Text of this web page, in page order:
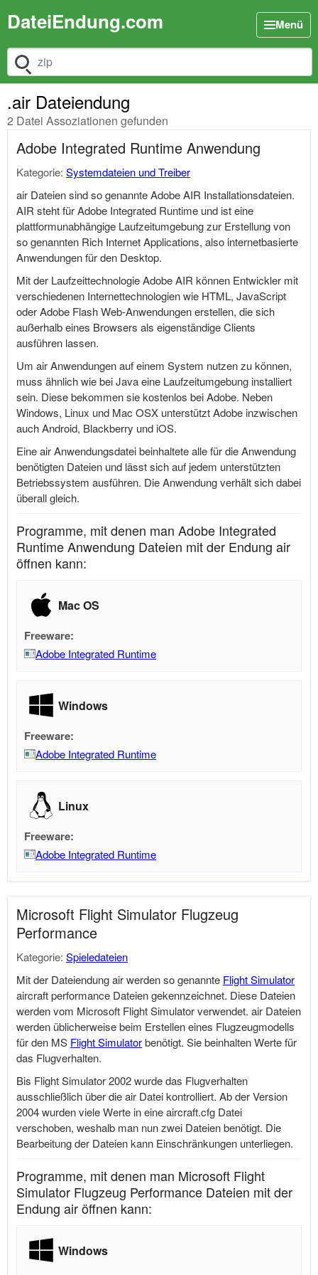
DateiEndung.com Menü
Dateiendung suchen
.air Dateiendung
2 Datei Assoziationen gefunden
Adobe Integrated Runtime Anwendung
Kategorie: Systemdateien und Treiber
air Dateien sind so genannte Adobe AIR Installationsdateien.
AIR steht für Adobe Integrated Runtime und ist eine
plattformunabhängige Laufzeitumgebung zur Erstellung von
so genannten Rich Internet Applications, also internetbasierte
Anwendungen für den Desktop.
Mit der Laufzeittechnologie Adobe AIR können Entwickler mit
verschiedenen Internettechnologien wie HTML, JavaScript
oder Adobe Flash Web-Anwendungen erstellen, die sich
außerhalb eines Browsers als eigenständige Clients
ausführen lassen.
Um air Anwendungen auf einem System nutzen zu können,
muss ähnlich wie bei Java eine Laufzeitumgebung installiert
sein. Diese bekommen sie kostenlos bei Adobe. Neben
Windows, Linux und Mac OSX unterstützt Adobe inzwischen
auch Android, Blackberry und iOS.
Eine air Anwendungsdatei beinhaltete alle für die Anwendung
benötigten Dateien und lässt sich auf jedem unterstützten
Betriebssystem ausführen. Die Anwendung verhält sich dabei
überall gleich.
Programme, mit denen man Adobe Integrated
Runtime Anwendung Dateien mit der Endung air
öffnen kann:
Mac OS
Freeware:
Adobe Integrated Runtime
Windows
Freeware:
Adobe Integrated Runtime
Linux
Freeware:
Adobe Integrated Runtime
Microsoft Flight Simulator Flugzeug
Performance
Kategorie: Spieledateien
Mit der Dateiendung air werden so genannte Flight Simulator
aircraft performance Dateien gekennzeichnet. Diese Dateien
werden vom Microsoft Flight Simulatorverwendet. air Dateien
werden üblicherweise beim Erstellen eines Flugzeugmodells
für den MS Flight Simulatorbenötigt. Sie beinhalten Werte für
das Flugverhalten.
Bis Flight Simulator 2002 wurde das Flugverhalten
ausschließlich über die air Datei kontrolliert. Ab der Version
2004 wurden viele Werte in eineaircraft.cfg Datei
verschoben, weshalb man nun zwei Dateien benötigt. Die
Bearbeitung der Dateien kann Einschränkungen unterliegen.
Programme, mit denen man Microsoft Flight
Simulator Flugzeug Performance Dateien mit der
Endung air öffnen kann:
Windows